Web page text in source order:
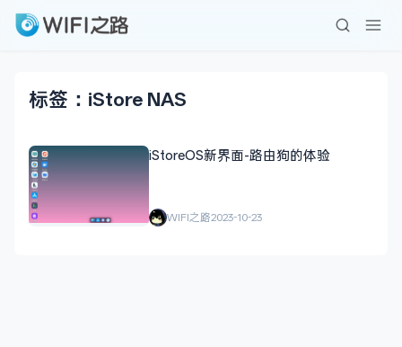
标签：iStore NAS
iStoreOS新界面-路由狗的体验
WIFI之路2023-10-23